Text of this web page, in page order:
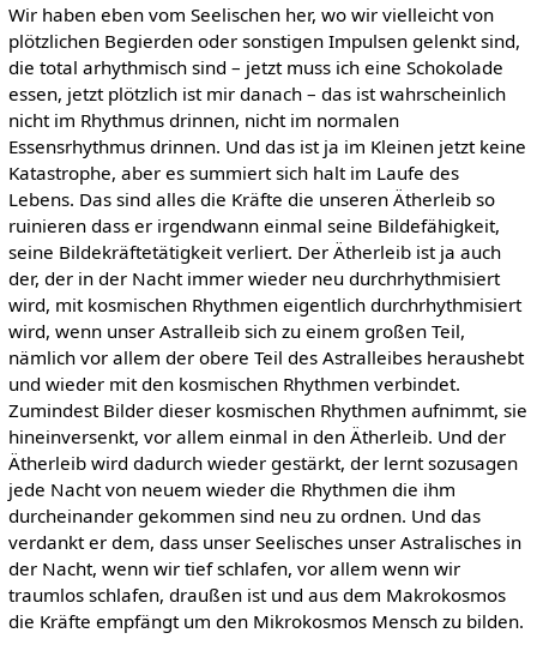
Wir haben eben vom Seelischen her, wo wir vielleicht von
plötzlichen Begierden oder sonstigen Impulsen gelenkt sind,
die total arhythmisch sind – jetzt muss ich eine Schokolade
essen, jetzt plötzlich ist mir danach – das ist wahrscheinlich
nicht im Rhythmus drinnen, nicht im normalen
Essensrhythmus drinnen. Und das ist ja im Kleinen jetzt keine
Katastrophe, aber es summiert sich halt im Laufe des
Lebens. Das sind alles die Kräfte die unseren Ätherleib so
ruinieren dass er irgendwann einmal seine Bildefähigkeit,
seine Bildekräftetätigkeit verliert. Der Ätherleib ist ja auch
der, der in der Nacht immer wieder neu durchrhythmisiert
wird, mit kosmischen Rhythmen eigentlich durchrhythmisiert
wird, wenn unser Astralleib sich zu einem großen Teil,
nämlich vor allem der obere Teil des Astralleibes heraushebt
und wieder mit den kosmischen Rhythmen verbindet.
Zumindest Bilder dieser kosmischen Rhythmen aufnimmt, sie
hineinversenkt, vor allem einmal in den Ätherleib. Und der
Ätherleib wird dadurch wieder gestärkt, der lernt sozusagen
jede Nacht von neuem wieder die Rhythmen die ihm
durcheinander gekommen sind neu zu ordnen. Und das
verdankt er dem, dass unser Seelisches unser Astralisches in
der Nacht, wenn wir tief schlafen, vor allem wenn wir
traumlos schlafen, draußen ist und aus dem Makrokosmos
die Kräfte empfängt um den Mikrokosmos Mensch zu bilden.